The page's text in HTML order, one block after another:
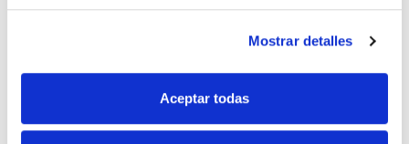
Mostrar detalles
Aceptar todas
mensajería online, derechos: Acceder, rectificar y suprimir los datos, así como
otros derechos, como se explica en la información adicional.